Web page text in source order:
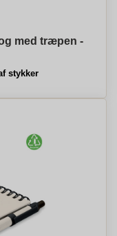
med træpen -
stykker